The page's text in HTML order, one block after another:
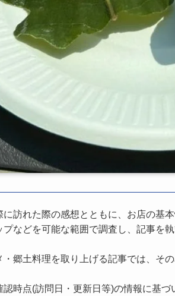
訪れた際の感想とともに、お店の基
などを可能な範囲で調査し、記事を執
郷土料理を取り上げる記事では、そ
時点(訪問日・更新日等)の情報に基